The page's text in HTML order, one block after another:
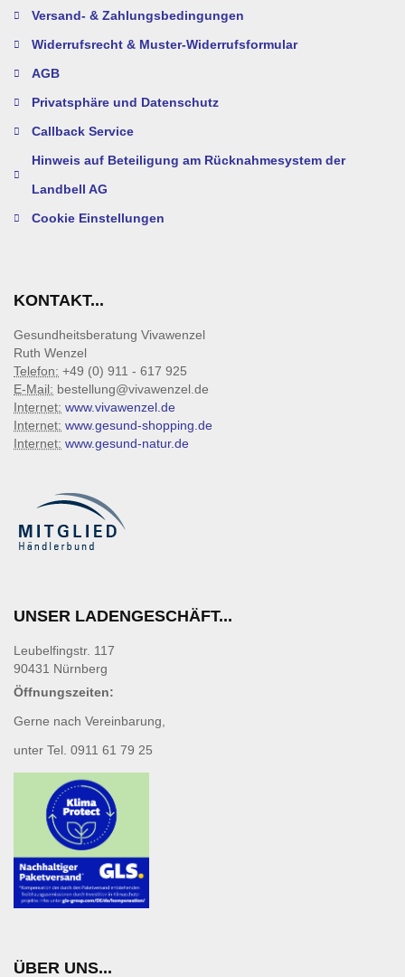
Versand- & Zahlungsbedingungen
Widerrufsrecht & Muster-Widerrufsformular
AGB
Privatsphäre und Datenschutz
Callback Service
Hinweis auf Beteiligung am Rücknahmesystem der
Landbell AG
Cookie Einstellungen
KONTAKT...
Gesundheitsberatung Vivawenzel
Ruth Wenzel
Telefon: +49 (0) 911 - 617 925
E-Mail: bestellung@vivawenzel.de
Internet: www.vivawenzel.de
Internet: www.gesund-shopping.de
Internet: www.gesund-natur.de
UNSER LADENGESCHÄFT...
Leubelfingstr. 117
90431 Nürnberg
Öffnungszeiten:
Gerne nach Vereinbarung,
unter Tel. 0911 61 79 25
ÜBER UNS...